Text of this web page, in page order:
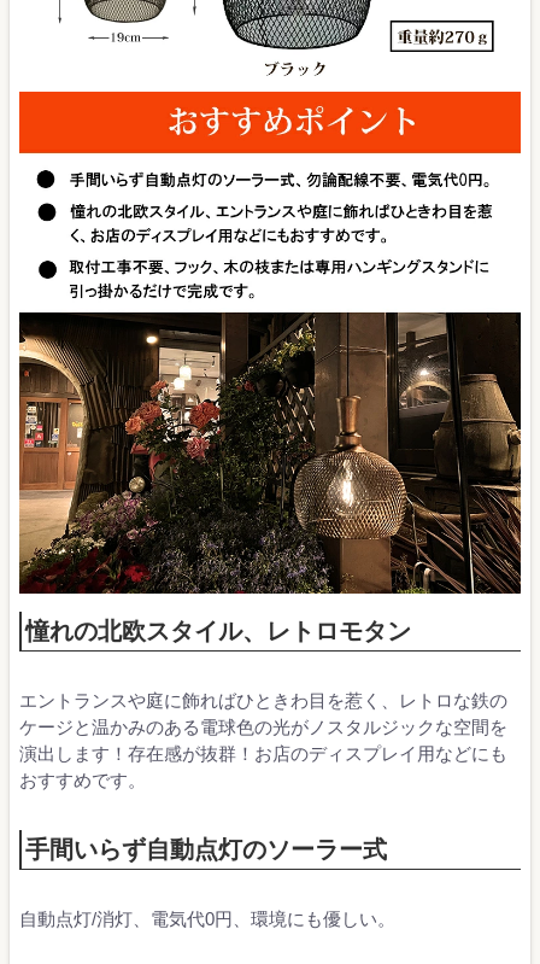
憧れの北欧スタイル、レトロモタン
エントランスや庭に飾ればひときわ目を惹く、レトロな鉄の
ケージと温かみのある電球色の光がノスタルジックな空間を
演出します！存在感が抜群！お店のディスプレイ用などにも
おすすめです。
手間いらず自動点灯のソーラー式
自動点灯/消灯、電気代0円、環境にも優しい。